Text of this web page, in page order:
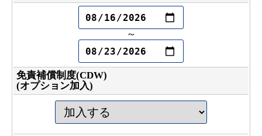
～
免責補償制度(CDW)
(オプション加入)